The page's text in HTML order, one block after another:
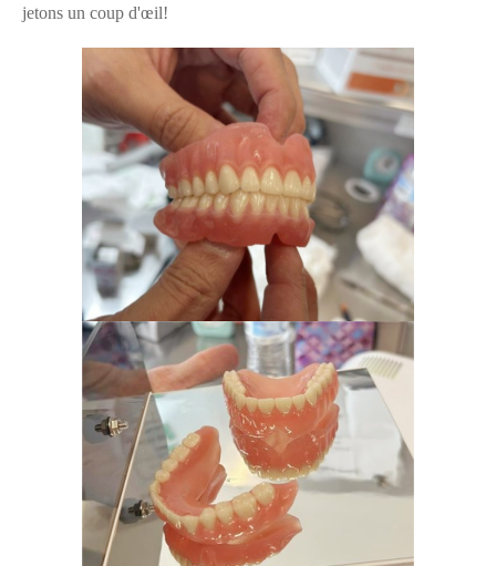
jetons un coup d'œil!